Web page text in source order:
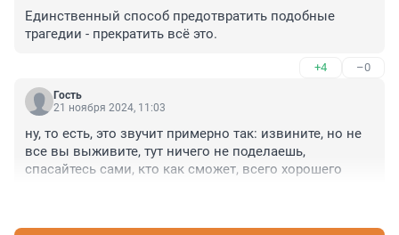
Единственный способ предотвратить подобные
трагедии - прекратить всё это.
+4 –0
Гость
21 ноября 2024, 11:03
ну, то есть, это звучит примерно так: извините, но не
все вы выживите, тут ничего не поделаешь,
спасайтесь сами, кто как сможет, всего хорошего